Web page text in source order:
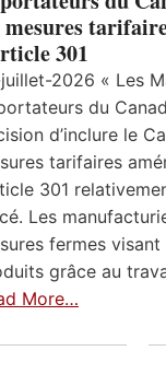
mesures
301
2026 « Les
du
d’inclure le
tarifaires
301
Les
fermes
grâce au
More…